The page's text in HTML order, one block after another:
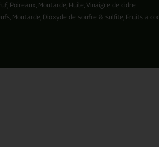
Poireaux, Moutarde, Huile, Vinaigre de cidre
Moutarde, Dioxyde de soufre & sulfite, Fruits a